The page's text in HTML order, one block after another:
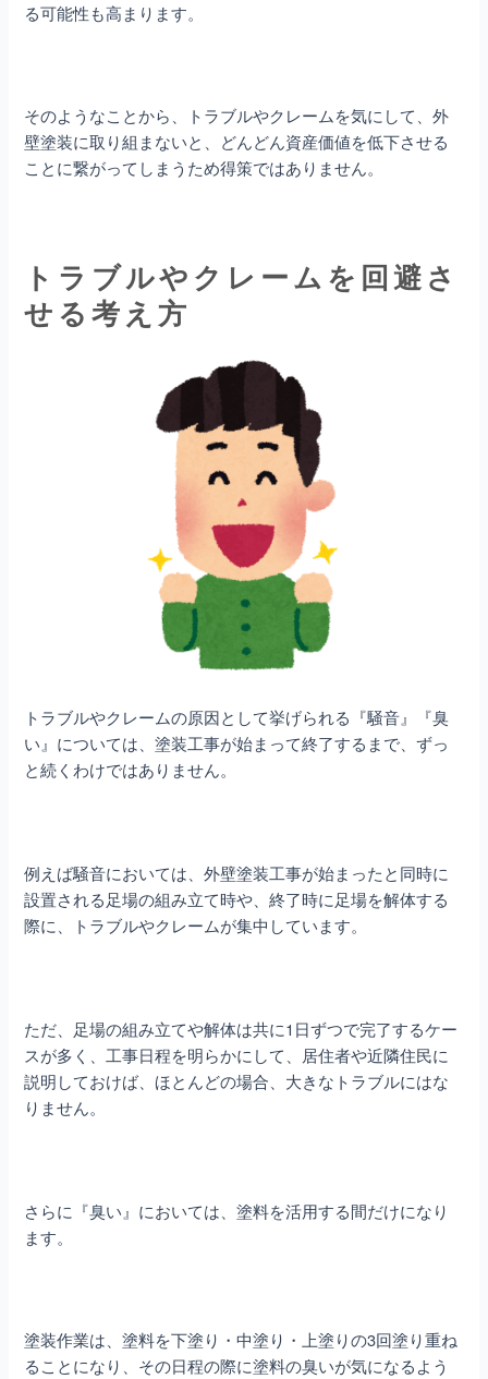
る可能性も高まります。
そのようなことから、トラブルやクレームを気にして、外
壁塗装に取り組まないと、どんどん資産価値を低下させる
ことに繋がってしまうため得策ではありません。
トラブルやクレームを回避さ
せる考え方
トラブルやクレームの原因として挙げられる『騒音』『臭
い』については、塗装工事が始まって終了するまで、ずっ
と続くわけではありません。
例えば騒音においては、外壁塗装工事が始まったと同時に
設置される足場の組み立て時や、終了時に足場を解体する
際に、トラブルやクレームが集中しています。
ただ、足場の組み立てや解体は共に1日ずつで完了するケー
スが多く、工事日程を明らかにして、居住者や近隣住民に
説明しておけば、ほとんどの場合、大きなトラブルにはな
りません。
さらに『臭い』においては、塗料を活用する間だけになり
ます。
塗装作業は、塗料を下塗り・中塗り・上塗りの3回塗り重ね
ることになり、その日程の際に塗料の臭いが気になるよう